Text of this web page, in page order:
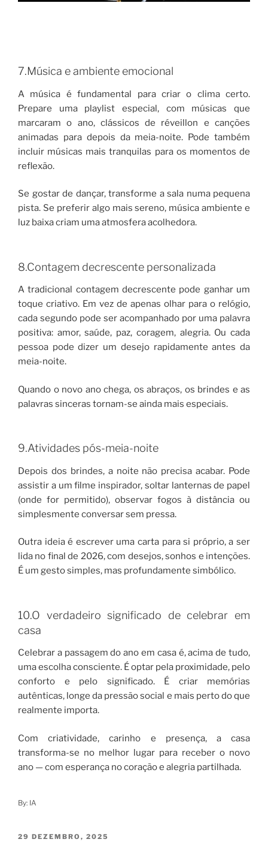
7.Música e ambiente emocional
A música é fundamental para criar o clima certo.
Prepare uma playlist especial, com músicas que
marcaram o ano, clássicos de réveillon e canções
animadas para depois da meia-noite. Pode também
incluir músicas mais tranquilas para os momentos de
reflexão.
Se gostar de dançar, transforme a sala numa pequena
pista. Se preferir algo mais sereno, música ambiente e
luz baixa criam uma atmosfera acolhedora.
8.Contagem decrescente personalizada
A tradicional contagem decrescente pode ganhar um
toque criativo. Em vez de apenas olhar para o relógio,
cada segundo pode ser acompanhado por uma palavra
positiva: amor, saúde, paz, coragem, alegria. Ou cada
pessoa pode dizer um desejo rapidamente antes da
meia-noite.
Quando o novo ano chega, os abraços, os brindes e as
palavras sinceras tornam-se ainda mais especiais.
9.Atividades pós-meia-noite
Depois dos brindes, a noite não precisa acabar. Pode
assistir a um filme inspirador, soltar lanternas de papel
(onde for permitido), observar fogos à distância ou
simplesmente conversar sem pressa.
Outra ideia é escrever uma carta para si próprio, a ser
lida no final de 2026, com desejos, sonhos e intenções.
É um gesto simples, mas profundamente simbólico.
10.O verdadeiro significado de celebrar em
casa
Celebrar a passagem do ano em casa é, acima de tudo,
uma escolha consciente. É optar pela proximidade, pelo
conforto e pelo significado. É criar memórias
autênticas, longe da pressão social e mais perto do que
realmente importa.
Com criatividade, carinho e presença, a casa
transforma-se no melhor lugar para receber o novo
ano — com esperança no coração e alegria partilhada.
By: IA
PUBLICADO
29 DEZEMBRO, 2025